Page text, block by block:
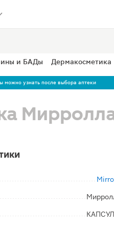
и БАДы Дермакосметика
можно узнать после выбора аптеки